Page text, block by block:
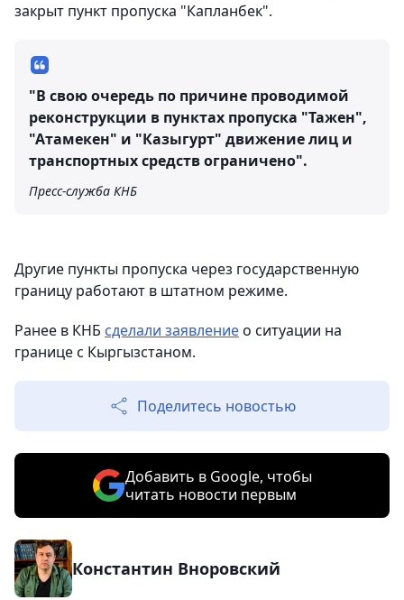
закрыт пункт пропуска "Капланбек".
"В свою очередь по причине проводимой
реконструкции в пунктах пропуска "Тажен",
"Атамекен" и "Казыгурт" движение лиц и
транспортных средств ограничено".
Пресс-служба КНБ
Другие пункты пропуска через государственную
границу работают в штатном режиме.
Ранее в КНБ сделали заявлениео ситуации на
границе с Кыргызстаном.
Поделитесь новостью
Добавить в Google, чтобы
читать новости первым
Константин Вноровский